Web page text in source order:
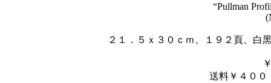
“Pullman
２１．５ｘ３０ｃｍ、１９２頁、白
送料￥４００